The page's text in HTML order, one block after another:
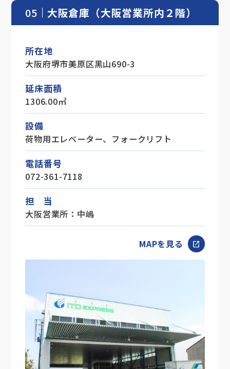
05 大阪倉庫（大阪営業所内２階）
所在地
大阪府堺市美原区黒山690-3
延床面積
1306.00㎡
設備
荷物用エレベーター、フォークリフト
電話番号
072-361-7118
担 当
大阪営業所：中嶋
MAPを見る open_in_new